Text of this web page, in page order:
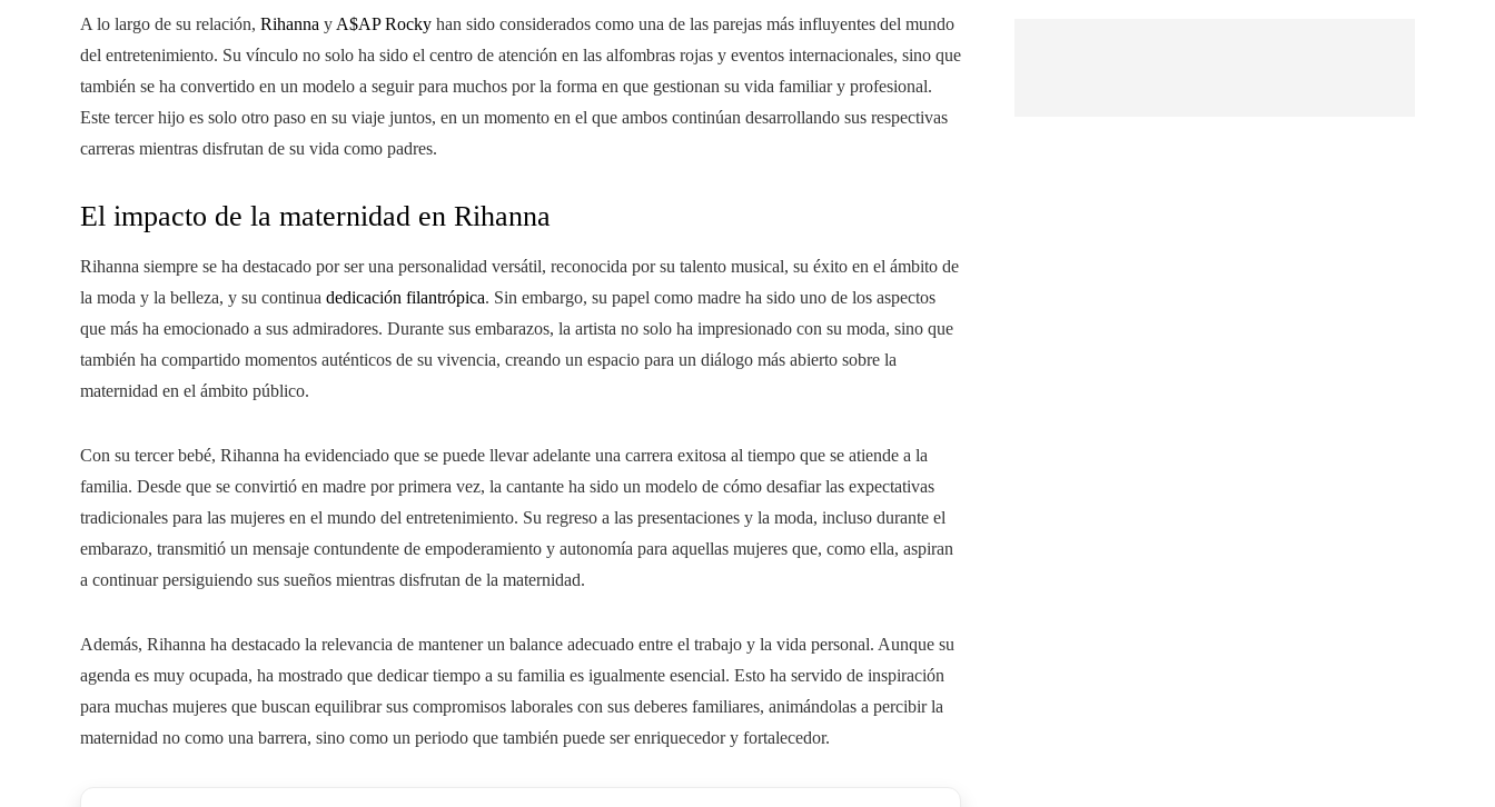
A lo largo de su relación, Rihanna y A$AP Rocky han sido considerados como una de las parejas más influyentes del mundo
del entretenimiento. Su vínculo no solo ha sido el centro de atención en las alfombras rojas y eventos internacionales, sino que
también se ha convertido en un modelo a seguir para muchos por la forma en que gestionan su vida familiar y profesional.
Este tercer hijo es solo otro paso en su viaje juntos, en un momento en el que ambos continúan desarrollando sus respectivas
carreras mientras disfrutan de su vida como padres.
El impacto de la maternidad en Rihanna
Rihanna siempre se ha destacado por ser una personalidad versátil, reconocida por su talento musical, su éxito en el ámbito de
la moda y la belleza, y su continua dedicación filantrópica. Sin embargo, su papel como madre ha sido uno de los aspectos
que más ha emocionado a sus admiradores. Durante sus embarazos, la artista no solo ha impresionado con su moda, sino que
también ha compartido momentos auténticos de su vivencia, creando un espacio para un diálogo más abierto sobre la
maternidad en el ámbito público.
Con su tercer bebé, Rihanna ha evidenciado que se puede llevar adelante una carrera exitosa al tiempo que se atiende a la
familia. Desde que se convirtió en madre por primera vez, la cantante ha sido un modelo de cómo desafiar las expectativas
tradicionales para las mujeres en el mundo del entretenimiento. Su regreso a las presentaciones y la moda, incluso durante el
embarazo, transmitió un mensaje contundente de empoderamiento y autonomía para aquellas mujeres que, como ella, aspiran
a continuar persiguiendo sus sueños mientras disfrutan de la maternidad.
Además, Rihanna ha destacado la relevancia de mantener un balance adecuado entre el trabajo y la vida personal. Aunque su
agenda es muy ocupada, ha mostrado que dedicar tiempo a su familia es igualmente esencial. Esto ha servido de inspiración
para muchas mujeres que buscan equilibrar sus compromisos laborales con sus deberes familiares, animándolas a percibir la
maternidad no como una barrera, sino como un periodo que también puede ser enriquecedor y fortalecedor.